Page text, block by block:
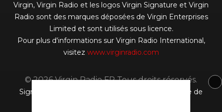
Virgin, Virgin Radio et les logos Virgin Signature et Virgin
Radio sont des marques déposées de Virgin Enterprises
Limited et sont utilisés sous licence.
Pour plus d'informations sur Virgin Radio International,
visitez www.virginradio.com
© 2026 Virgin Radio FR Tous droits réservés.
Signaler un contenu
Politique de